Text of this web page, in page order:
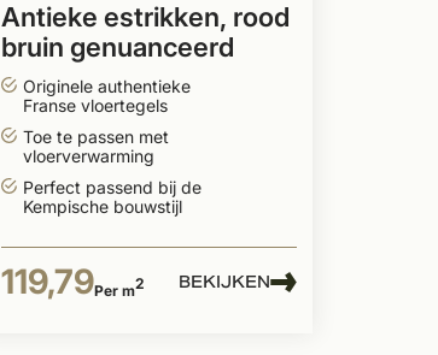
Antieke estrikken, rood
bruin genuanceerd
16x16 / 20x20 cm
Originele authentieke
Franse vloertegels
Toe te passen met
vloerverwarming
Perfect passend bij de
Kempische bouwstijl
119,79Per m2 BEKIJKEN